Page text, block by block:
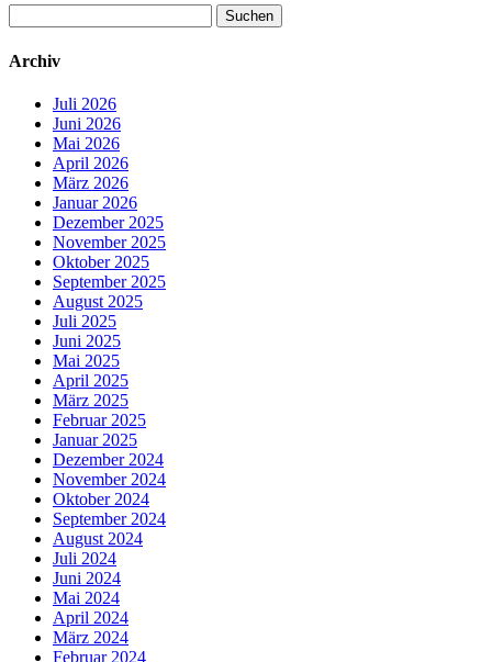
nach:
Archiv
Juli 2026
Juni 2026
Mai 2026
April 2026
März 2026
Januar 2026
Dezember 2025
November 2025
Oktober 2025
September 2025
August 2025
Juli 2025
Juni 2025
Mai 2025
April 2025
März 2025
Februar 2025
Januar 2025
Dezember 2024
November 2024
Oktober 2024
September 2024
August 2024
Juli 2024
Juni 2024
Mai 2024
April 2024
März 2024
Februar 2024